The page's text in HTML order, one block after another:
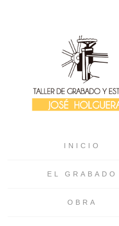
INICIO
EL GRABADO
OBRA